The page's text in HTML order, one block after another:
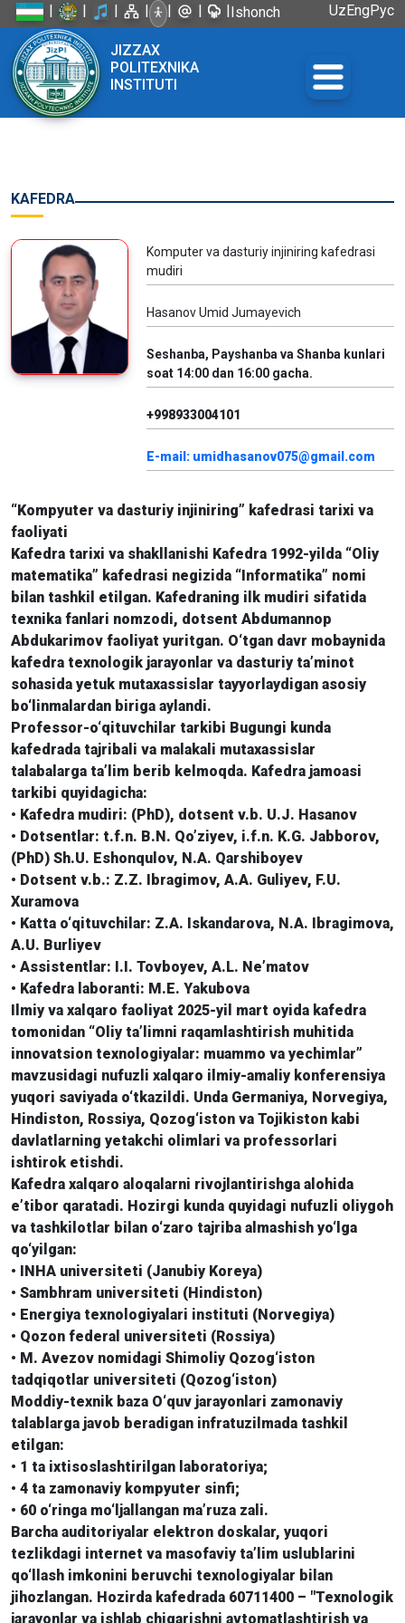
| | | | | | |Ishonch
UzEngРус
JIZZAX
POLITEXNIKA
INSTITUTI
KAFEDRA
Komputer va dasturiy injiniring kafedrasi
mudiri
Hasanov Umid Jumayevich
Seshanba, Payshanba va Shanba kunlari
soat 14:00 dan 16:00 gacha.
+998933004101
E-mail: umidhasanov075@gmail.com
“Kompyuter va dasturiy injiniring” kafedrasi tarixi va
faoliyati
Kafedra tarixi va shakllanishi Kafedra 1992-yilda “Oliy
matematika” kafedrasi negizida “Informatika” nomi
bilan tashkil etilgan. Kafedraning ilk mudiri sifatida
texnika fanlari nomzodi, dotsent Abdumannop
Abdukarimov faoliyat yuritgan. O‘tgan davr mobaynida
kafedra texnologik jarayonlar va dasturiy ta’minot
sohasida yetuk mutaxassislar tayyorlaydigan asosiy
bo‘linmalardan biriga aylandi.
Professor-o‘qituvchilar tarkibi Bugungi kunda
kafedrada tajribali va malakali mutaxassislar
talabalarga ta’lim berib kelmoqda. Kafedra jamoasi
tarkibi quyidagicha:
• Kafedra mudiri: (PhD), dotsent v.b. U.J. Hasanov
• Dotsentlar: t.f.n. B.N. Qo’ziyev, i.f.n. K.G. Jabborov,
(PhD) Sh.U. Eshonqulov, N.A. Qarshiboyev
• Dotsent v.b.: Z.Z. Ibragimov, A.A. Guliyev, F.U.
Xuramova
• Katta o‘qituvchilar: Z.A. Iskandarova, N.A. Ibragimova,
A.U. Burliyev
• Assistentlar: I.I. Tovboyev, A.L. Ne’matov
• Kafedra laboranti: M.E. Yakubova
Ilmiy va xalqaro faoliyat 2025-yil mart oyida kafedra
tomonidan “Oliy ta’limni raqamlashtirish muhitida
innovatsion texnologiyalar: muammo va yechimlar”
mavzusidagi nufuzli xalqaro ilmiy-amaliy konferensiya
yuqori saviyada o‘tkazildi. Unda Germaniya, Norvegiya,
Hindiston, Rossiya, Qozog‘iston va Tojikiston kabi
davlatlarning yetakchi olimlari va professorlari
ishtirok etishdi.
Kafedra xalqaro aloqalarni rivojlantirishga alohida
e’tibor qaratadi. Hozirgi kunda quyidagi nufuzli oliygoh
va tashkilotlar bilan o‘zaro tajriba almashish yo‘lga
qo‘yilgan:
• INHA universiteti (Janubiy Koreya)
• Sambhram universiteti (Hindiston)
• Energiya texnologiyalari instituti (Norvegiya)
• Qozon federal universiteti (Rossiya)
• M. Avezov nomidagi Shimoliy Qozog‘iston
tadqiqotlar universiteti (Qozog‘iston)
Moddiy-texnik baza O‘quv jarayonlari zamonaviy
talablarga javob beradigan infratuzilmada tashkil
etilgan:
• 1 ta ixtisoslashtirilgan laboratoriya;
• 4 ta zamonaviy kompyuter sinfi;
• 60 o‘ringa mo‘ljallangan ma’ruza zali.
Barcha auditoriyalar elektron doskalar, yuqori
tezlikdagi internet va masofaviy ta’lim uslublarini
qo‘llash imkonini beruvchi texnologiyalar bilan
jihozlangan. Hozirda kafedrada 60711400 – "Texnologik
jarayonlar va ishlab chiqarishni avtomatlashtirish va